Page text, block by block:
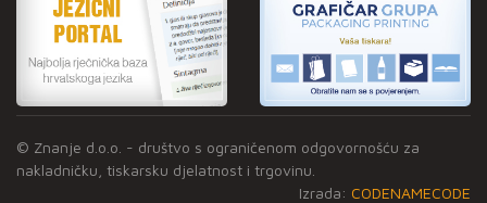
© Znanje d.o.o. - društvo s ograničenom odgovornošću za
nakladničku, tiskarsku djelatnost i trgovinu.
Izrada: CODENAMECODE